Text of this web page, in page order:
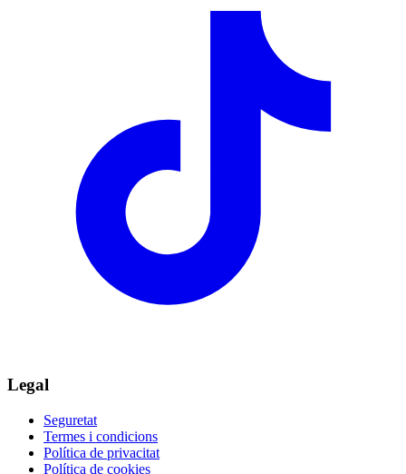
Legal
Seguretat
Termes i condicions
Política de privacitat
Política de cookies